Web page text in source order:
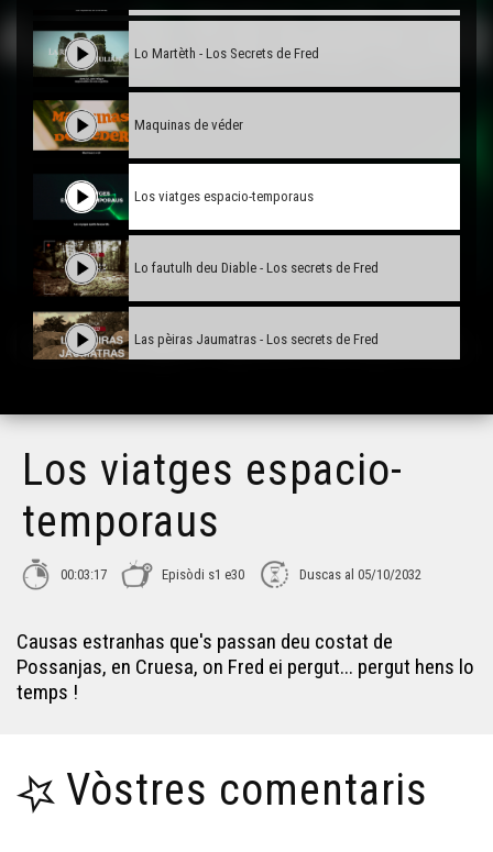
Lo Martèth - Los Secrets de Fred
Maquinas de véder
Los viatges espacio-temporaus
Lo fautulh deu Diable - Los secrets de Fred
Las pèiras Jaumatras - Los secrets de Fred
Los secrets deu chasteu Chervic - Los Secrets de Fred
Lo Leberon - Los Secrets de Fred
Fred
Los viatges espacio-
temporaus
00:03:17 Episòdi s1 e30 Duscas al 05/10/2032
Causas estranhas que's passan deu costat de
Possanjas, en Cruesa, on Fred ei pergut... pergut hens lo
temps !
Vòstres comentaris